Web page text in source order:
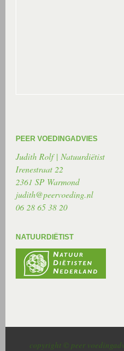
PEER VOEDINGADVIES
Judith Rolf | Natuurdiëtist
Irenestraat 22
2361 SP Warmond
judith@peervoeding.nl
06 28 65 38 20
NATUURDIËTIST
copyright © peer